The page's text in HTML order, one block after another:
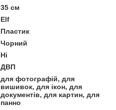
35 см
Elf
Пластик
Чорний
Ні
ДВП
для фотографій, для
вишивок, для ікон, для
документів, для картин, для
панно